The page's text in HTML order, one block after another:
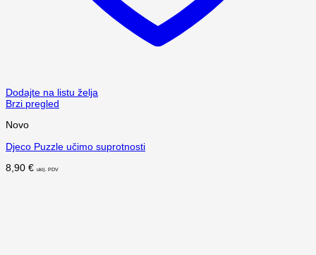
Dodajte na listu želja
Brzi pregled
Novo
Djeco Puzzle učimo suprotnosti
8,90 € uklj. PDV